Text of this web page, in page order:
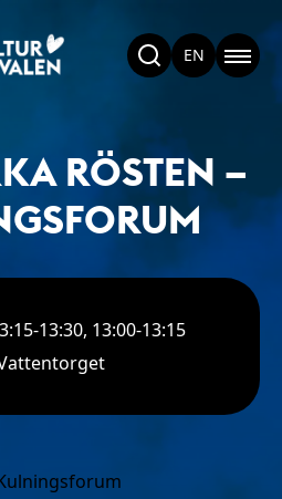
EN
RÖSTEN –
13:30, 13:00-13:15